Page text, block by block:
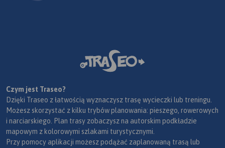
Czym jest Traseo?
Dzięki Traseo z łatwością wyznaczysz trasę wycieczki lub treningu.
Możesz skorzystać z kilku trybów planowania: pieszego, rowerowych
i narciarskiego. Plan trasy zobaczysz na autorskim podkładzie
mapowym z kolorowymi szlakami turystycznymi.
Przy pomocy aplikacji możesz podążać zaplanowaną trasą lub